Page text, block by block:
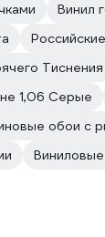
Винил
Тиснения
1,06 Серые
обои с